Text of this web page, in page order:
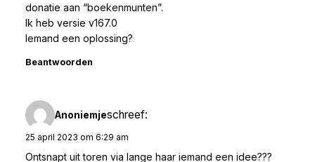
donatie aan “boekenmunten”.
Ik heb versie v167.0
Iemand een oplossing?
Beantwoorden
Anoniemjeschreef:
25 april 2023 om 6:29 am
Ontsnapt uit toren via lange haar iemand een idee???